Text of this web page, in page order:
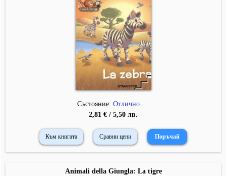
Състояние: Отлично
2,81 € / 5,50 лв.
Към книгата Сравни цени
Animali della Giungla: La tigre